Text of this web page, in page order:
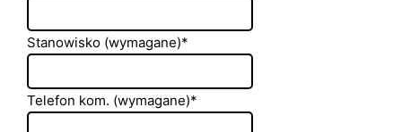
Stanowisko (wymagane)*
Telefon kom. (wymagane)*